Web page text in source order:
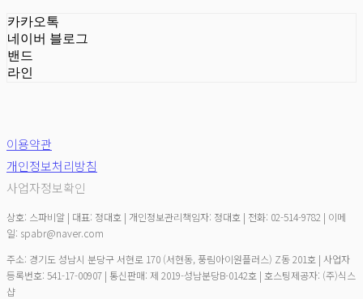
카카오톡
네이버 블로그
밴드
라인
이용약관
개인정보처리방침
사업자정보확인
상호: 스파비알 | 대표: 정대호 | 개인정보관리책임자: 정대호 | 전화: 02-514-9782 | 이메
일: spabr@naver.com
주소: 경기도 성남시 분당구 서현로 170 (서현동, 풍림아이원플러스) Z동 201호 | 사업자
등록번호: 541-17-00907 | 통신판매: 제 2019-성남분당B-0142호 | 호스팅제공자: (주)식스
샵